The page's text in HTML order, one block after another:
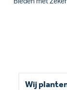
Bieden met
Wij